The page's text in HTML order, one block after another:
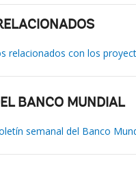
relacionados con los
BANCO MUNDIAL
semanal del Banco